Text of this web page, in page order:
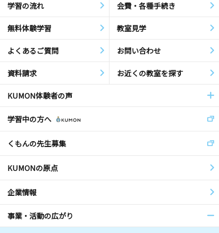
学習の流れ 会費・各種手続き
無料体験学習 教室見学
よくあるご質問 お問い合わせ
資料請求 お近くの教室を探す
KUMON体験者の声
学習中の方へ
くもんの先生募集
KUMONの原点
企業情報
事業・活動の広がり